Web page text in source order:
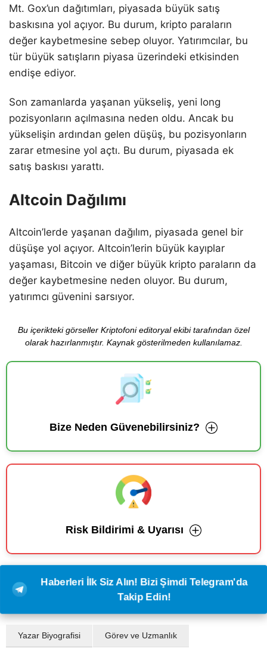
Mt. Gox’un dağıtımları, piyasada büyük satış
baskısına yol açıyor. Bu durum, kripto paraların
değer kaybetmesine sebep oluyor. Yatırımcılar, bu
tür büyük satışların piyasa üzerindeki etkisinden
endişe ediyor.
Son zamanlarda yaşanan yükseliş, yeni long
pozisyonların açılmasına neden oldu. Ancak bu
yükselişin ardından gelen düşüş, bu pozisyonların
zarar etmesine yol açtı. Bu durum, piyasada ek
satış baskısı yarattı.
Altcoin Dağılımı
Altcoin’lerde yaşanan dağılım, piyasada genel bir
düşüşe yol açıyor. Altcoin’lerin büyük kayıplar
yaşaması, Bitcoin ve diğer büyük kripto paraların da
değer kaybetmesine neden oluyor. Bu durum,
yatırımcı güvenini sarsıyor.
Bu içerikteki görseller Kriptofoni editoryal ekibi tarafından özel
olarak hazırlanmıştır. Kaynak gösterilmeden kullanılamaz.
Bize Neden Güvenebilirsiniz?
Risk Bildirimi & Uyarısı
Haberleri İlk Siz Alın! Bizi Şimdi Telegram'da
Takip Edin!
Yazar Biyografisi Görev ve Uzmanlık